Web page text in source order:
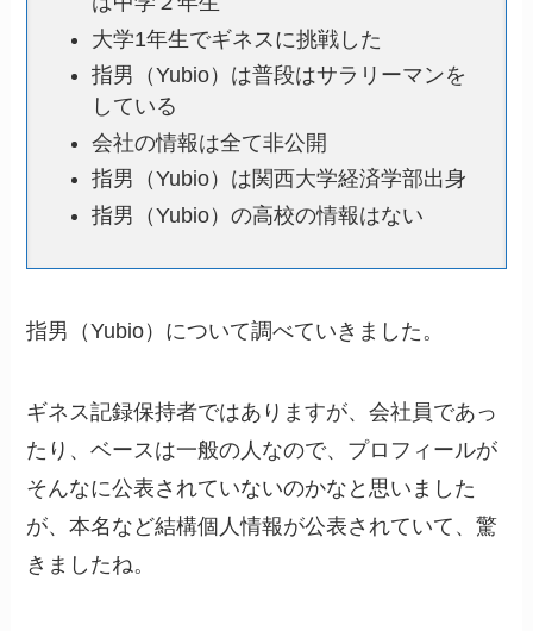
大学1年生でギネスに挑戦した
指男（Yubio）は普段はサラリーマンを
している
会社の情報は全て非公開
指男（Yubio）は関西大学経済学部出身
指男（Yubio）の高校の情報はない
指男（Yubio）について調べていきました。
ギネス記録保持者ではありますが、会社員であっ
たり、ベースは一般の人なので、プロフィールが
そんなに公表されていないのかなと思いました
が、本名など結構個人情報が公表されていて、驚
きましたね。